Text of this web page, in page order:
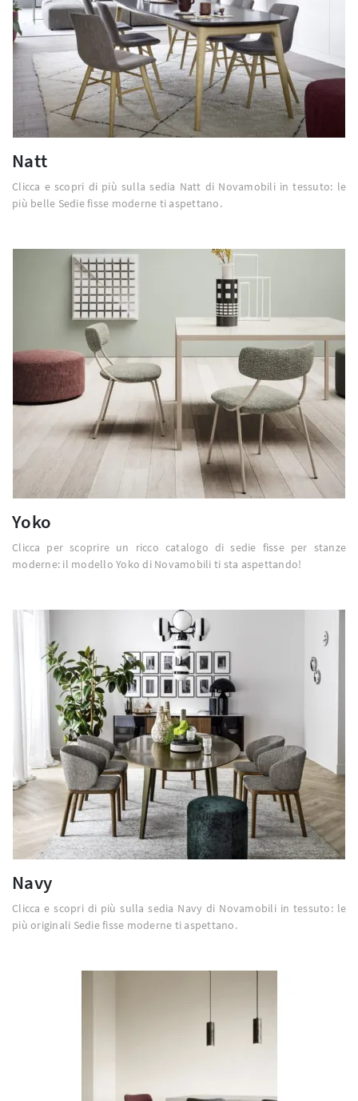
Natt
Clicca e scopri di più sulla sedia Natt di Novamobili in tessuto: le
più belle Sedie fisse moderne ti aspettano.
Yoko
Clicca per scoprire un ricco catalogo di sedie fisse per stanze
moderne: il modello Yoko di Novamobili ti sta aspettando!
Navy
Clicca e scopri di più sulla sedia Navy di Novamobili in tessuto: le
più originali Sedie fisse moderne ti aspettano.